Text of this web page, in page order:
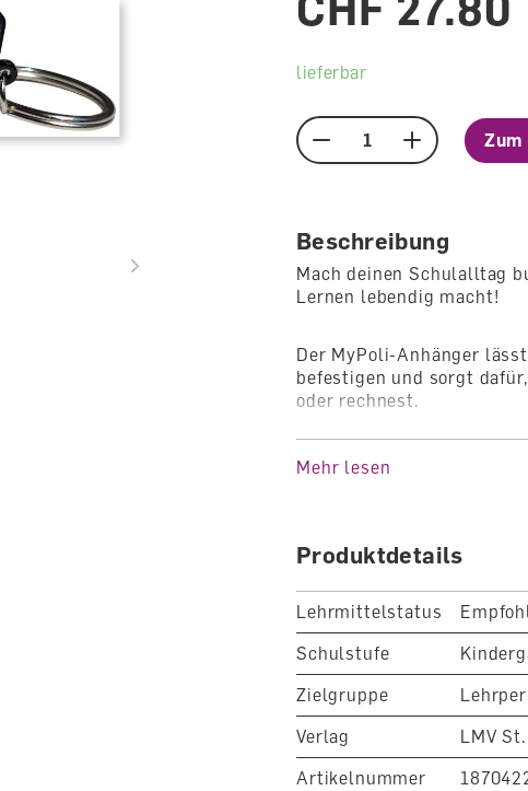
lieferbar
Menge Zum
Beschreibung
Mach deinen Schulalltag
Lernen lebendig macht!
Der MyPoli-Anhänger
befestigen und sorgt
oder rechnest.
DerAnhänger
Mit MyPoli hast du nicht
einen motivierenden
wird Lernen zum
Set bestehend aus:12 x
Sticker 20x20,
Die dazugehörige App
macht Lesen, Schreiben
Mehr lesen
Produktdetails
Lehrmittelstatus
Schulstufe
Zielgruppe
Verlag
LMV
Artikelnummer